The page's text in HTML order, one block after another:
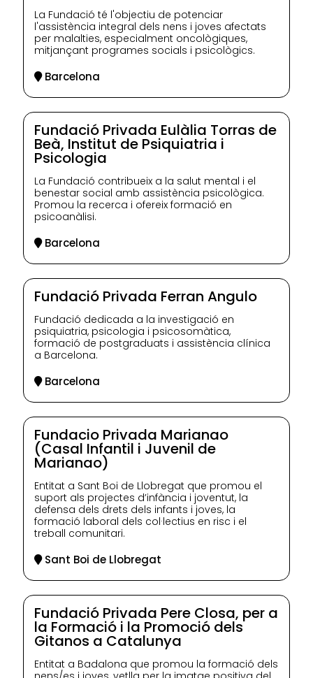
La Fundació té l'objectiu de potenciar
l'assistència integral dels nens i joves afectats
per malalties, especialment oncològiques,
mitjançant programes socials i psicològics.
Barcelona
Fundació Privada Eulàlia Torras de
Beà, Institut de Psiquiatria i
Psicologia
La Fundació contribueix a la salut mental i el
benestar social amb assistència psicològica.
Promou la recerca i ofereix formació en
psicoanàlisi.
Barcelona
Fundació Privada Ferran Angulo
Fundació dedicada a la investigació en
psiquiatria, psicologia i psicosomàtica,
formació de postgraduats i assistència clínica
a Barcelona.
Barcelona
Fundacio Privada Marianao
(Casal Infantil i Juvenil de
Marianao)
Entitat a Sant Boi de Llobregat que promou el
suport als projectes d’infància i joventut, la
defensa dels drets dels infants i joves, la
formació laboral dels col·lectius en risc i el
treball comunitari.
Sant Boi de Llobregat
Fundació Privada Pere Closa, per a
la Formació i la Promoció dels
Gitanos a Catalunya
Entitat a Badalona que promou la formació dels